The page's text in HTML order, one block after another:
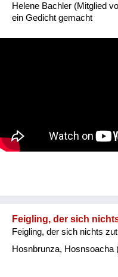
Helene Bachler (Mitglied
ein Gedicht gemacht
Feigling, der sich
Feigling, der sich nichts
Hosnbrunza, Hosnsoacha